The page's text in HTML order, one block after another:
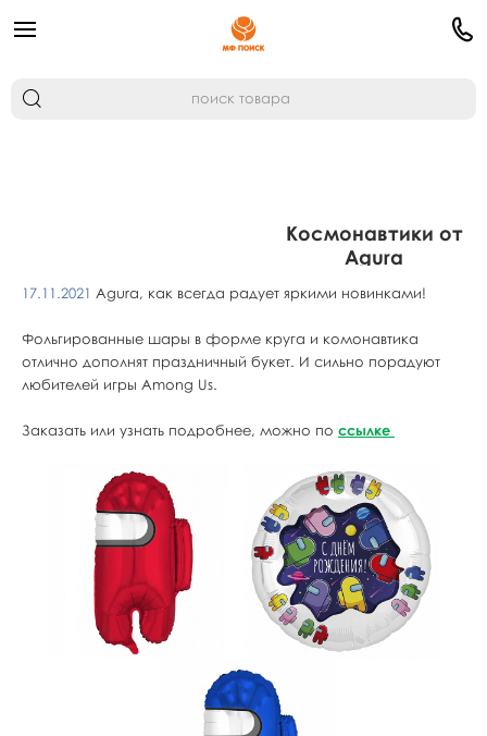
Космонавтики от
Agura
17.11.2021 Agura, как всегда радует яркими новинками!
Фольгированные шары в форме круга и комонавтика
отлично дополнят праздничный букет. И сильно порадуют
любителей игры Among Us.
Заказать или узнать подробнее, можно по ссылке